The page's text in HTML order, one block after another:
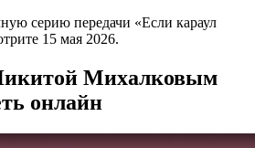
серию передачи «Если караул
15 мая 2026.
Михалковым
онлайн